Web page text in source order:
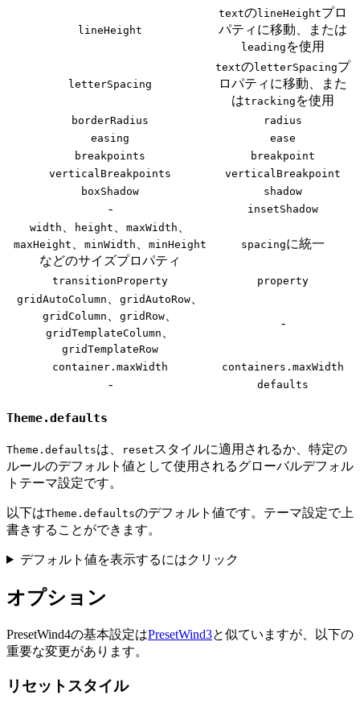
lineHeight
textのlineHeightプロ
パティに移動、または
leading を使用
letterSpacing
textのletterSpacingプ
ロパティに移動、また
はtracking を使用
borderRadius
radius
easing
ease
breakpoints
breakpoint
verticalBreakpoints
verticalBreakpoint
boxShadow
shadow
-
insetShadow
width
height maxWidth
maxHeight minWidth minHeight
などのサイズプロパティ
spacingに統一
transitionProperty
property
gridAutoColumn
gridAutoRow
gridColumn gridRow
gridTemplateColumn
gridTemplateRow
-
container.maxWidth containers.maxWidth
- defaults
Theme.defaults
Theme.defaultsは、 reset スタイルに適用されるか、特定の
ルールのデフォルト値として使用されるグローバルデフォル
トテーマ設定です。
以下はTheme.defaultsのデフォルト値です。テーマ設定で上
書きすることができます。
デフォルト値を表示するにはクリック
オプション
PresetWind4の基本設定はPresetWind3と似ていますが、以下の
重要な変更があります。
リセットスタイル